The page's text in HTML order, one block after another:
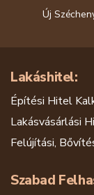
Új
Lakáshitel:
Építési Hitel
Lakásvásárlási
Felújítási,
Szabad